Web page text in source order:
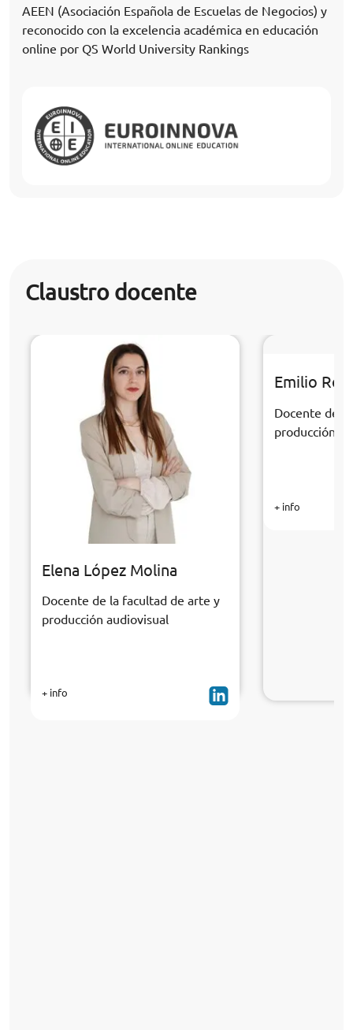
AEEN (Asociación Española de Escuelas de Negocios) y
reconocido con la excelencia académica en educación
online por QS World University Rankings
Claustro docente
Elena López Molina
Docente de la facultad de arte y
producción audiovisual
+ info
Emilio
Docente de
producción
+ info